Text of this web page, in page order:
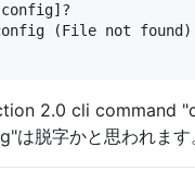
(File not found)
2.0 cli
脱字かと思われます